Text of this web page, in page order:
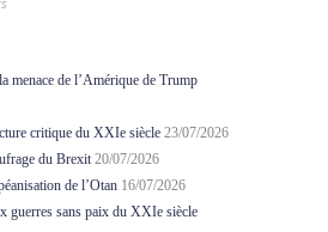
menace de l’Amérique de Trump
critique du XXIe siècle 23/07/2026
du Brexit 20/07/2026
de l’Otan 16/07/2026
guerres sans paix du XXIe siècle